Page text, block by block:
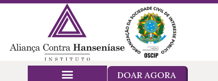
DOAR AGORA